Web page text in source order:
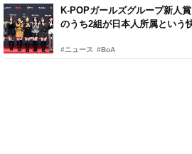
K-POPガールズグループ新人
のうち2組が日本人所属という
#ニュース #BoA